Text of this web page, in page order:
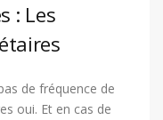
: Les
de fréquence de
oui. Et en cas de